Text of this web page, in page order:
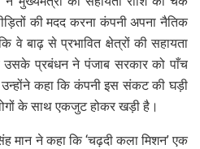
की मदद करना कंपनी अपना नैतिक
वे बाढ़ से प्रभावित क्षेत्रों की सहायता
प्रबंधन ने पंजाब सरकार को पाँच
उन्होंने कहा कि कंपनी इस संकट की घड़ी
के साथ एकजुट होकर खड़ी है।
मान ने कहा कि ‘चढ़दी कला मिशन’ एक